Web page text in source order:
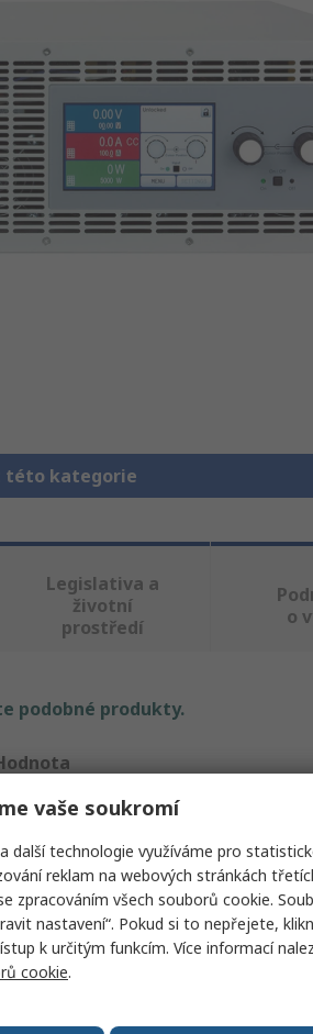
této kategorie
Legislativa a
životní
prostředí
o
podobné produkty.
Elektro-Automatik
zátěž
EL 9000 B
vaše soukromí
další technologie využíváme pro
reklam na webových stránkách
zpracováním všech souborů cookie.
nastavení“. Pokud si to nepřejete,
k určitým funkcím. Více informací
cookie.